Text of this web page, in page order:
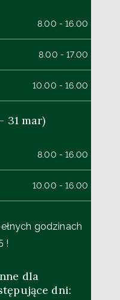
8.00 - 16.00
8.00 - 17.00
10.00 - 16.00
31 mar)
8.00 - 16.00
10.00 - 16.00
godzinach
!
dla
dni: